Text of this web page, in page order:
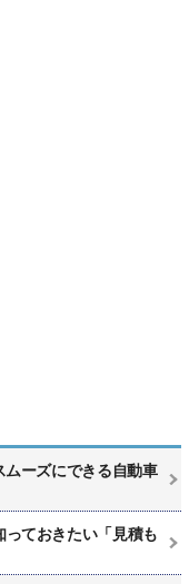
ーズにできる自動車
ておきたい「見積も